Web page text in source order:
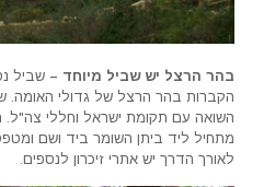
בהר הרצל יש שביל מיוחד – שביל
הקברות בהר הרצל של גדולי האומה.
השואה עם תקומת ישראל וחללי צה"ל.
מתחיל ליד ביתן השומר ביד ושם
לאורך הדרך יש אתרי זיכרון לנספים.